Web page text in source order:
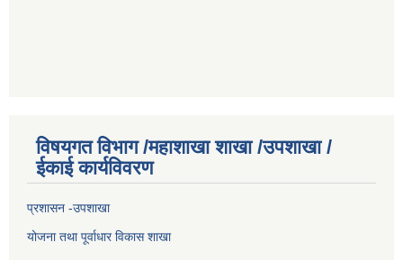
विषयगत विभाग /महाशाखा शाखा /उपशाखा /
ईकाई कार्यविवरण
प्रशासन -उपशाखा
योजना तथा पूर्वाधार विकास शाखा